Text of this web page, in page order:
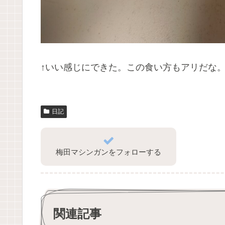
↑いい感じにできた。この食い方もアリだな
日記
梅田マシンガンをフォローする
関連記事